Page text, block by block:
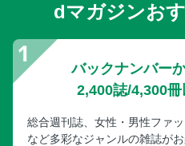
dマガジンお
バックナンバー
2,400誌/4,300
総合週刊誌、女性・男性ファ
など多彩なジャンルの雑誌が